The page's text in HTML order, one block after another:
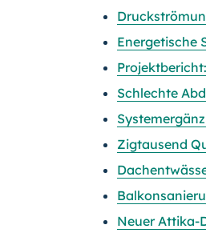
Energetische
Schlechte
Zigtausend
Neuer Attika-